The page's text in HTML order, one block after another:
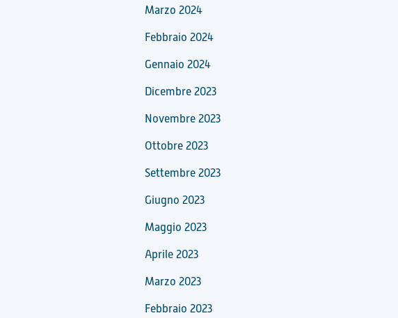
Marzo 2024
Febbraio 2024
Gennaio 2024
Dicembre 2023
Novembre 2023
Ottobre 2023
Settembre 2023
Giugno 2023
Maggio 2023
Aprile 2023
Marzo 2023
Febbraio 2023